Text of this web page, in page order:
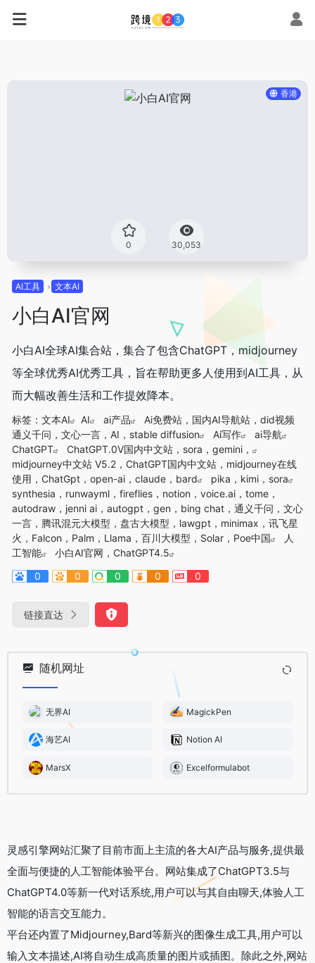
香港
0 30,053
AI工具 文本AI
小白AI官网
小白AI全球AI集合站，集合了包含ChatGPT，midjourney
等全球优秀AI优秀工具，旨在帮助更多人使用到AI工具，从
而大幅改善生活和工作提效降本。
标签： 文本AI AI ai产品
Ai免费站，国内AI导航站，did视频
通义千问，文心一言，AI，stable diffusion
Ai写作
ai导航
ChatGPT
ChatGPT.0V国内中文站，sora，gemini，
midjourney中文站 V5.2，ChatGPT国内中文站，midjourney在线
使用，ChatGpt，open-ai，claude，bard
pika，kimi，sora
synthesia，runwayml，fireflies，notion，voice.ai，tome，
autodraw，jenni ai，autogpt，gen，bing chat，通义千问，文心
一言，腾讯混元大模型，盘古大模型，lawgpt，minimax，讯飞星
火，Falcon，Palm，Llama，百川大模型，Solar，Poe中国
人
工智能
小白AI官网，ChatGPT4.5
0
0 0 0 0
链接直达
随机网址
无界AI MagickPen
海艺AI Notion AI
MarsX Excelformulabot
灵感引擎网站汇聚了目前市面上主流的各大AI产品与服务,提供最
全面与便捷的人工智能体验平台。网站集成了ChatGPT3.5与
ChatGPT4.0等新一代对话系统,用户可以与其自由聊天,体验人工
智能的语言交互能力。
平台还内置了Midjourney,Bard等新兴的图像生成工具,用户可以
输入文本描述,AI将自动生成高质量的图片或插图。除此之外,网站